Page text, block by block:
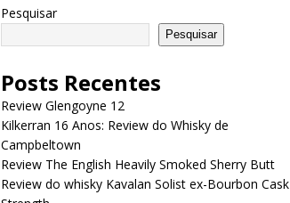
Pesquisar
Pesquisar
Posts Recentes
Review Glengoyne 12
Kilkerran 16 Anos: Review do Whisky de
Campbeltown
Review The English Heavily Smoked Sherry Butt
Review do whisky Kavalan Solist ex-Bourbon Cask